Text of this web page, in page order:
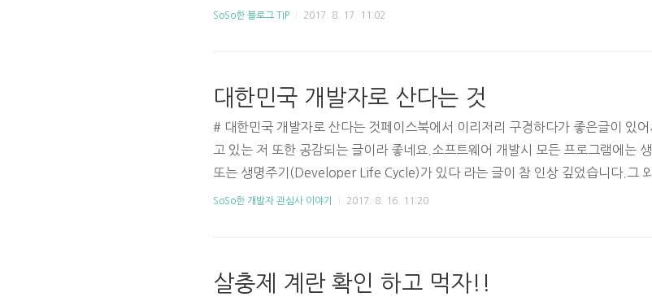
관리자 화면 메뉴 > 플로그인 설정 > 관리 및 통계 - 구글 애널리틱스 선택플러그
SoSo한 블로그 TIP 2017. 8. 17. 11:02
대한민국 개발자로 산다는 것
# 대한민국 개발자로 산다는 것페이스북에서 이리저리 구경하다가 좋은글이 있
고 있는 저 또한 공감되는 글이라 좋네요.소프트웨어 개발시 모든 프로그램에는
또는 생명주기(Developer Life Cycle)가 있다 라는 글이 참 인상 깊었습니다.그
한번 읽어 보세요. 개발자분이라면 정말 공감이 될만한 글이네요.# 개발자 엄태형
SoSo한 개발자 관심사 이야기 2017. 8. 16. 11:20
살충제 계란 확인 하고 먹자!!